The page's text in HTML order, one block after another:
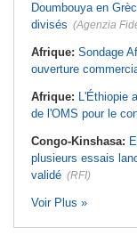
Doumbouya en
divisés (Agenzia
Afrique: Sondage
ouverture
Afrique: L'Éthiopie
de l'OMS pour le
Congo-Kinshasa:
plusieurs essais
validé (RFI)
Voir Plus »